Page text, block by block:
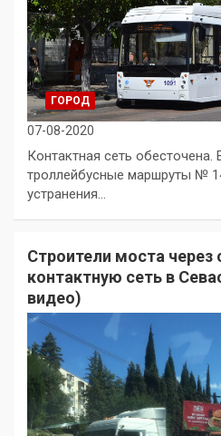
ГОРОД
07-08-2020
Контактная сеть
троллейбусные маршруты №
устранения…
Строители моста через
контактную сеть в
видео)